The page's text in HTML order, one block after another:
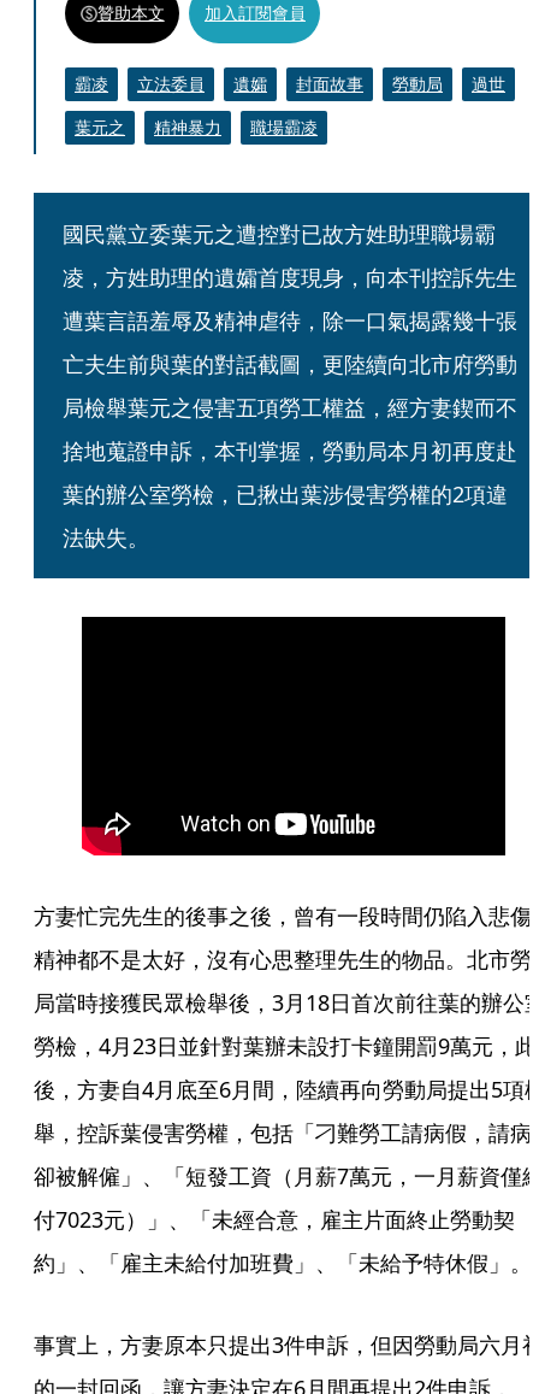
贊助本文 加入訂閱會員
霸凌 立法委員 遺孀 封面故事 勞動局
過世
葉元之
精神暴力 職場霸凌
國民黨立委葉元之遭控對已故方姓助理職場霸
凌，方姓助理的遺孀首度現身，向本刊控訴先生
遭葉言語羞辱及精神虐待，除一口氣揭露幾十張
亡夫生前與葉的對話截圖，更陸續向北市府勞動
局檢舉葉元之侵害五項勞工權益，經方妻鍥而不
捨地蒐證申訴，本刊掌握，勞動局本月初再度赴
葉的辦公室勞檢，已揪出葉涉侵害勞權的2項違
法缺失。
方妻忙完先生的後事之後，曾有一段時間仍陷入悲傷
精神都不是太好，沒有心思整理先生的物品。北市勞
局當時接獲民眾檢舉後，3月18日首次前往葉的辦公
勞檢，4月23日並針對葉辦未設打卡鐘開罰9萬元，此
後，方妻自4月底至6月間，陸續再向勞動局提出5項
舉，控訴葉侵害勞權，包括「刁難勞工請病假，請病
卻被解僱」、「短發工資（月薪7萬元，一月薪資僅
付7023元）」、「未經合意，雇主片面終止勞動契
約」、「雇主未給付加班費」、「未給予特休假」。
事實上，方妻原本只提出3件申訴，但因勞動局六月
的一封回函，讓方妻決定在6月間再提出2件申訴，